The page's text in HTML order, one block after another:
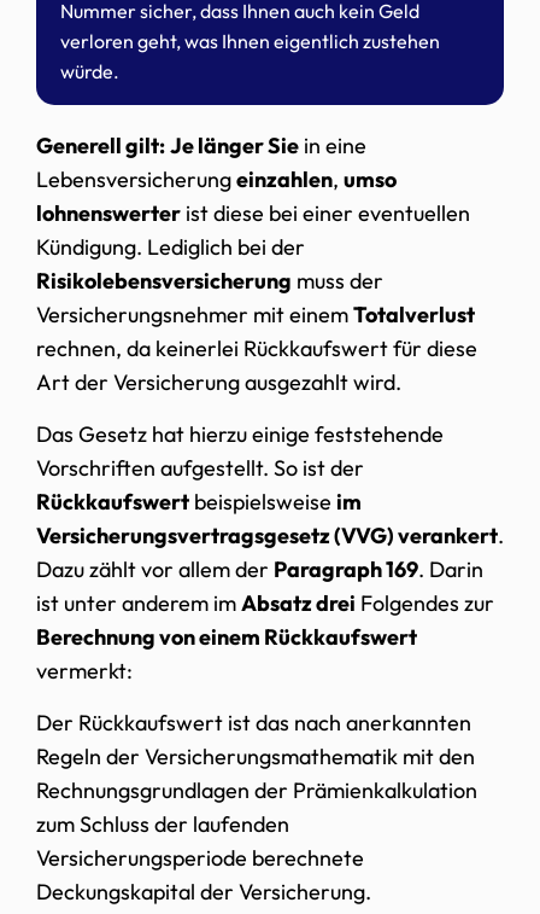
Nummer sicher, dass Ihnen auch kein Geld
verloren geht, was Ihnen eigentlich zustehen
würde.
Generell gilt:Je länger Sie in eine
Lebensversicherungeinzahlen, umso
lohnenswerter ist diese bei einer eventuellen
Kündigung. Lediglich bei der
Risikolebensversicherung muss der
Versicherungsnehmer mit einemTotalverlust
rechnen, da keinerlei Rückkaufswert für diese
Art der Versicherung ausgezahlt wird.
Das Gesetz hat hierzu einige feststehende
Vorschriften aufgestellt. So ist der
Rückkaufswert beispielsweise im
Versicherungsvertragsgesetz (VVG) verankert.
Dazu zählt vor allem der Paragraph 169. Darin
ist unter anderem imAbsatz drei Folgendes zur
Berechnung von einem Rückkaufswert
vermerkt:
Der Rückkaufswert ist das nach anerkannten
Regeln der Versicherungsmathematik mit den
Rechnungsgrundlagen der Prämienkalkulation
zum Schluss der laufenden
Versicherungsperiode berechnete
Deckungskapital der Versicherung.